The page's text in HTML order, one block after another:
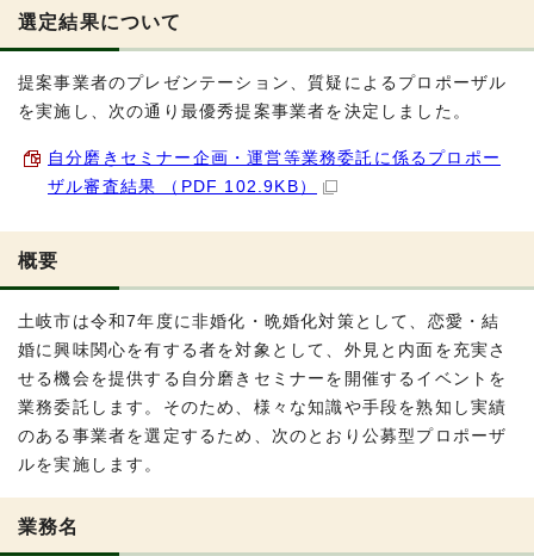
選定結果について
提案事業者のプレゼンテーション、質疑によるプロポーザル
を実施し、次の通り最優秀提案事業者を決定しました。
自分磨きセミナー企画・運営等業務委託に係るプロポー
ザル審査結果 （PDF 102.9KB）
概要
土岐市は令和7年度に非婚化・晩婚化対策として、恋愛・結
婚に興味関心を有する者を対象として、外見と内面を充実さ
せる機会を提供する自分磨きセミナーを開催するイベントを
業務委託します。そのため、様々な知識や手段を熟知し実績
のある事業者を選定するため、次のとおり公募型プロポーザ
ルを実施します。
業務名